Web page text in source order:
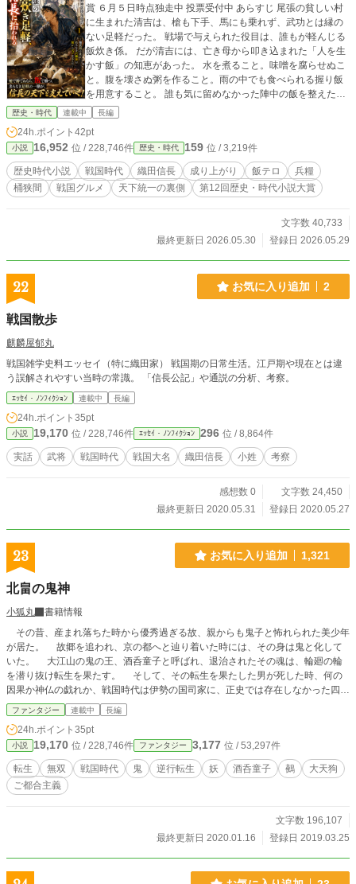
賞 ６月５日時点独走中 投票受付中 あらすじ 尾張の貧しい村
に生まれた清吉は、槍も下手、馬にも乗れず、武功とは縁の
ない足軽だった。 戦場で与えられた役目は、誰もが軽んじる
飯炊き係。 だが清吉には、亡き母から叩き込まれた「人を生
かす飯」の知恵があった。 水を煮ること。味噌を腐らせぬこ
と。腹を壊さぬ粥を作ること。雨の中でも食べられる握り飯
を用意すること。 誰も気に留めなかった陣中の飯を整えたこ
とで、清吉の組だけが腹を壊さず、夜明けに走ることができ
勝つ者、鉄砲で勝つ者、策で勝つ者は見てきた。飯で戦を語
る者は初めてだ」 桶狭間を前に、清吉は三千の握り飯と味噌
玉を作る。 名もなき飯炊き足軽の一膳が、織田軍の足を支
え、戦国の流れをわずかに変えていく。 これは、刀ではなく
飯を武器にした男が、信長の台所から天下を支えていく物
てば、戦は動く。 そして戦が動けば、歴史もまた動き出す。
歴史・時代 連載中 長編
24h.ポイント 42pt
小説 16,952 位 / 228,746件 歴史・時代 159 位 / 3,219件
歴史時代小説 戦国時代 織田信長 成り上がり 飯テロ
兵糧
桶狭間
戦国グルメ 天下統一の裏側 第12回歴史・時代小説大賞
文字数 40,733
最終更新日 2026.05.30
登録日 2026.05.29
22 お気に入り追加 2
戦国散歩
麒麟屋郁丸
戦国雑学史料エッセイ（特に織田家） 戦国期の日常生活。江戸期や現在とは違
ｴｯｾｲ・ﾉﾝﾌｨｸｼｮﾝ 連載中 長編
24h.ポイント 35pt
小説 19,170 位 / 228,746件 ｴｯｾｲ・ﾉﾝﾌｨｸｼｮﾝ 296 位 / 8,864件
実話 武将 戦国時代 戦国大名 織田信長 小姓 考察
感想数 0
文字数 24,450
最終更新日 2020.05.31
登録日 2020.05.27
23 お気に入り追加 1,321
北畠の鬼神
小狐丸
書籍情報
その昔、産まれ落ちた時から優秀過ぎる故、親からも鬼子と怖れられた美少年
が居た。 故郷を追われ、京の都へと辿り着いた時には、その身は鬼と化して
いた。 大江山の鬼の王、酒呑童子と呼ばれ、退治されたその魂は、輪廻の輪
を潜り抜け転生を果たす。 そして、その転生を果たした男が死した時、何の
因果か神仏の戯れか、戦国時代は伊勢の国司家に、正史では存在しなかった四男
として再び生を受ける。 二度の生の記憶を残しながら…… これは、鬼の力
と現代人の知識を持って転生した男が、北畠氏の滅亡を阻止する為に奮闘する物
語。 ーーーーーーーーーーーーーーーー この作品は、中の御所奮闘記～大賢者
が異世界転生をリメイクしたものです。 かなり大幅に設定等を変更している
ので、別物として読んで頂ければ嬉しいです。
ファンタジー 連載中 長編
24h.ポイント 35pt
小説 19,170 位 / 228,746件 ファンタジー 3,177 位 / 53,297件
転生 無双 戦国時代 鬼 逆行転生 妖 酒呑童子 鵺
大天狗
ご都合主義
文字数 196,107
最終更新日 2020.01.16
登録日 2019.03.25